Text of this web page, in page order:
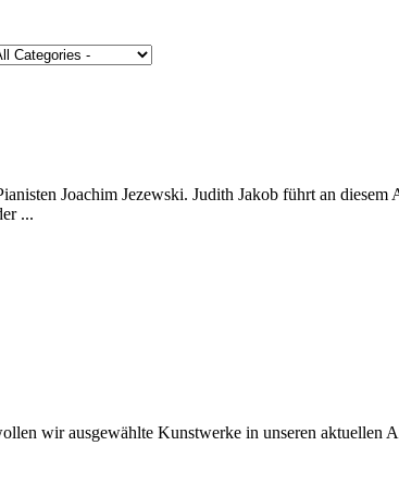
Joachim Jezewski. Judith Jakob führt an
...
wir ausgewählte Kunstwerke in unseren aktuellen